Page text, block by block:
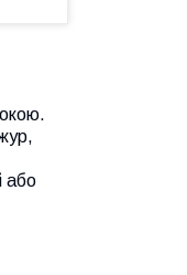
або